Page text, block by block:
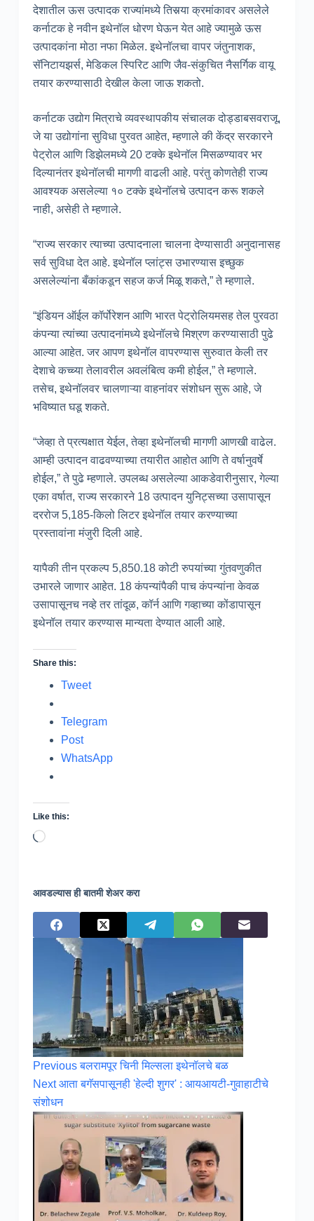
देशातील ऊस उत्पादक राज्यांमध्ये तिसर्‍या क्रमांकावर असलेले
कर्नाटक हे नवीन इथेनॉल धोरण घेऊन येत आहे ज्यामुळे ऊस
उत्पादकांना मोठा नफा मिळेल. इथेनॉलचा वापर जंतुनाशक,
सॅनिटायझर्स, मेडिकल स्पिरिट आणि जैव-संकुचित नैसर्गिक वायू
तयार करण्यासाठी देखील केला जाऊ शकतो.
कर्नाटक उद्योग मित्राचे व्यवस्थापकीय संचालक दोड्डाबसवराजू,
जे या उद्योगांना सुविधा पुरवत आहेत, म्हणाले की केंद्र सरकारने
पेट्रोल आणि डिझेलमध्ये 20 टक्के इथेनॉल मिसळण्यावर भर
दिल्यानंतर इथेनॉलची मागणी वाढली आहे. परंतु कोणतेही राज्य
आवश्यक असलेल्या १० टक्के इथेनॉलचे उत्पादन करू शकले
नाही, असेही ते म्हणाले.
“राज्य सरकार त्याच्या उत्पादनाला चालना देण्यासाठी अनुदानासह
सर्व सुविधा देत आहे. इथेनॉल प्लांट्स उभारण्यास इच्छुक
असलेल्यांना बँकांकडून सहज कर्ज मिळू शकते,” ते म्हणाले.
“इंडियन ऑईल कॉर्पोरेशन आणि भारत पेट्रोलियमसह तेल पुरवठा
कंपन्या त्यांच्या उत्पादनांमध्ये इथेनॉलचे मिश्रण करण्यासाठी पुढे
आल्या आहेत. जर आपण इथेनॉल वापरण्यास सुरुवात केली तर
देशाचे कच्च्या तेलावरील अवलंबित्व कमी होईल,” ते म्हणाले.
तसेच, इथेनॉलवर चालणाऱ्या वाहनांवर संशोधन सुरू आहे, जे
भविष्यात घडू शकते.
“जेव्हा ते प्रत्यक्षात येईल, तेव्हा इथेनॉलची मागणी आणखी वाढेल.
आम्ही उत्पादन वाढवण्याच्या तयारीत आहोत आणि ते वर्षानुवर्षे
होईल,” ते पुढे म्हणाले. उपलब्ध असलेल्या आकडेवारीनुसार, गेल्या
एका वर्षात, राज्य सरकारने 18 उत्पादन युनिट्सच्या उसापासून
दररोज 5,185-किलो लिटर इथेनॉल तयार करण्याच्या
प्रस्तावांना मंजुरी दिली आहे.
यापैकी तीन प्रकल्प 5,850.18 कोटी रुपयांच्या गुंतवणुकीत
उभारले जाणार आहेत. 18 कंपन्यांपैकी पाच कंपन्यांना केवळ
उसापासूनच नव्हे तर तांदूळ, कॉर्न आणि गव्हाच्या कोंडापासून
इथेनॉल तयार करण्यास मान्यता देण्यात आली आहे.
Share this:
Tweet
Telegram
Post
WhatsApp
Like this:
Loading…
आवडल्यास ही बातमी शेअर करा
Previousबलरामपूर चिनी मिल्सला इथेनॉलचे बळ
Nextआता बगॅसपासूनही 'हेल्दी शुगर' : आयआयटी-गुवाहाटीचे
संशोधन